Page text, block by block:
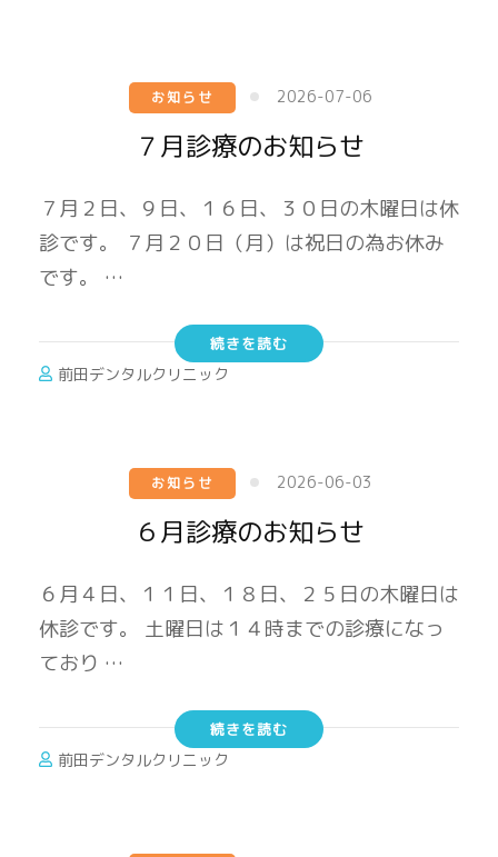
お知らせ 2026-07-06
７月診療のお知らせ
７月２日、９日、１６日、３０日の木曜日は休
診です。 ７月２０日（月）は祝日の為お休み
です。 …
続きを読む
前田デンタルクリニック
お知らせ 2026-06-03
６月診療のお知らせ
６月４日、１１日、１８日、２５日の木曜日は
休診です。 土曜日は１４時までの診療になっ
ており …
続きを読む
前田デンタルクリニック